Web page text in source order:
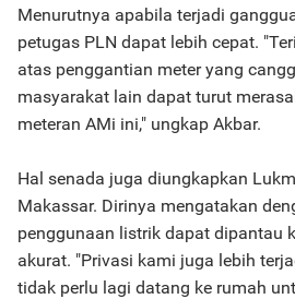
Menurutnya apabila terjadi
petugas PLN dapat lebih cepat.
atas penggantian meter yang
masyarakat lain dapat turut
meteran AMi ini," ungkap Akbar.
Hal senada juga diungkapkan
Makassar. Dirinya mengatakan
penggunaan listrik dapat dipantau
akurat. "Privasi kami juga lebih
tidak perlu lagi datang ke rumah